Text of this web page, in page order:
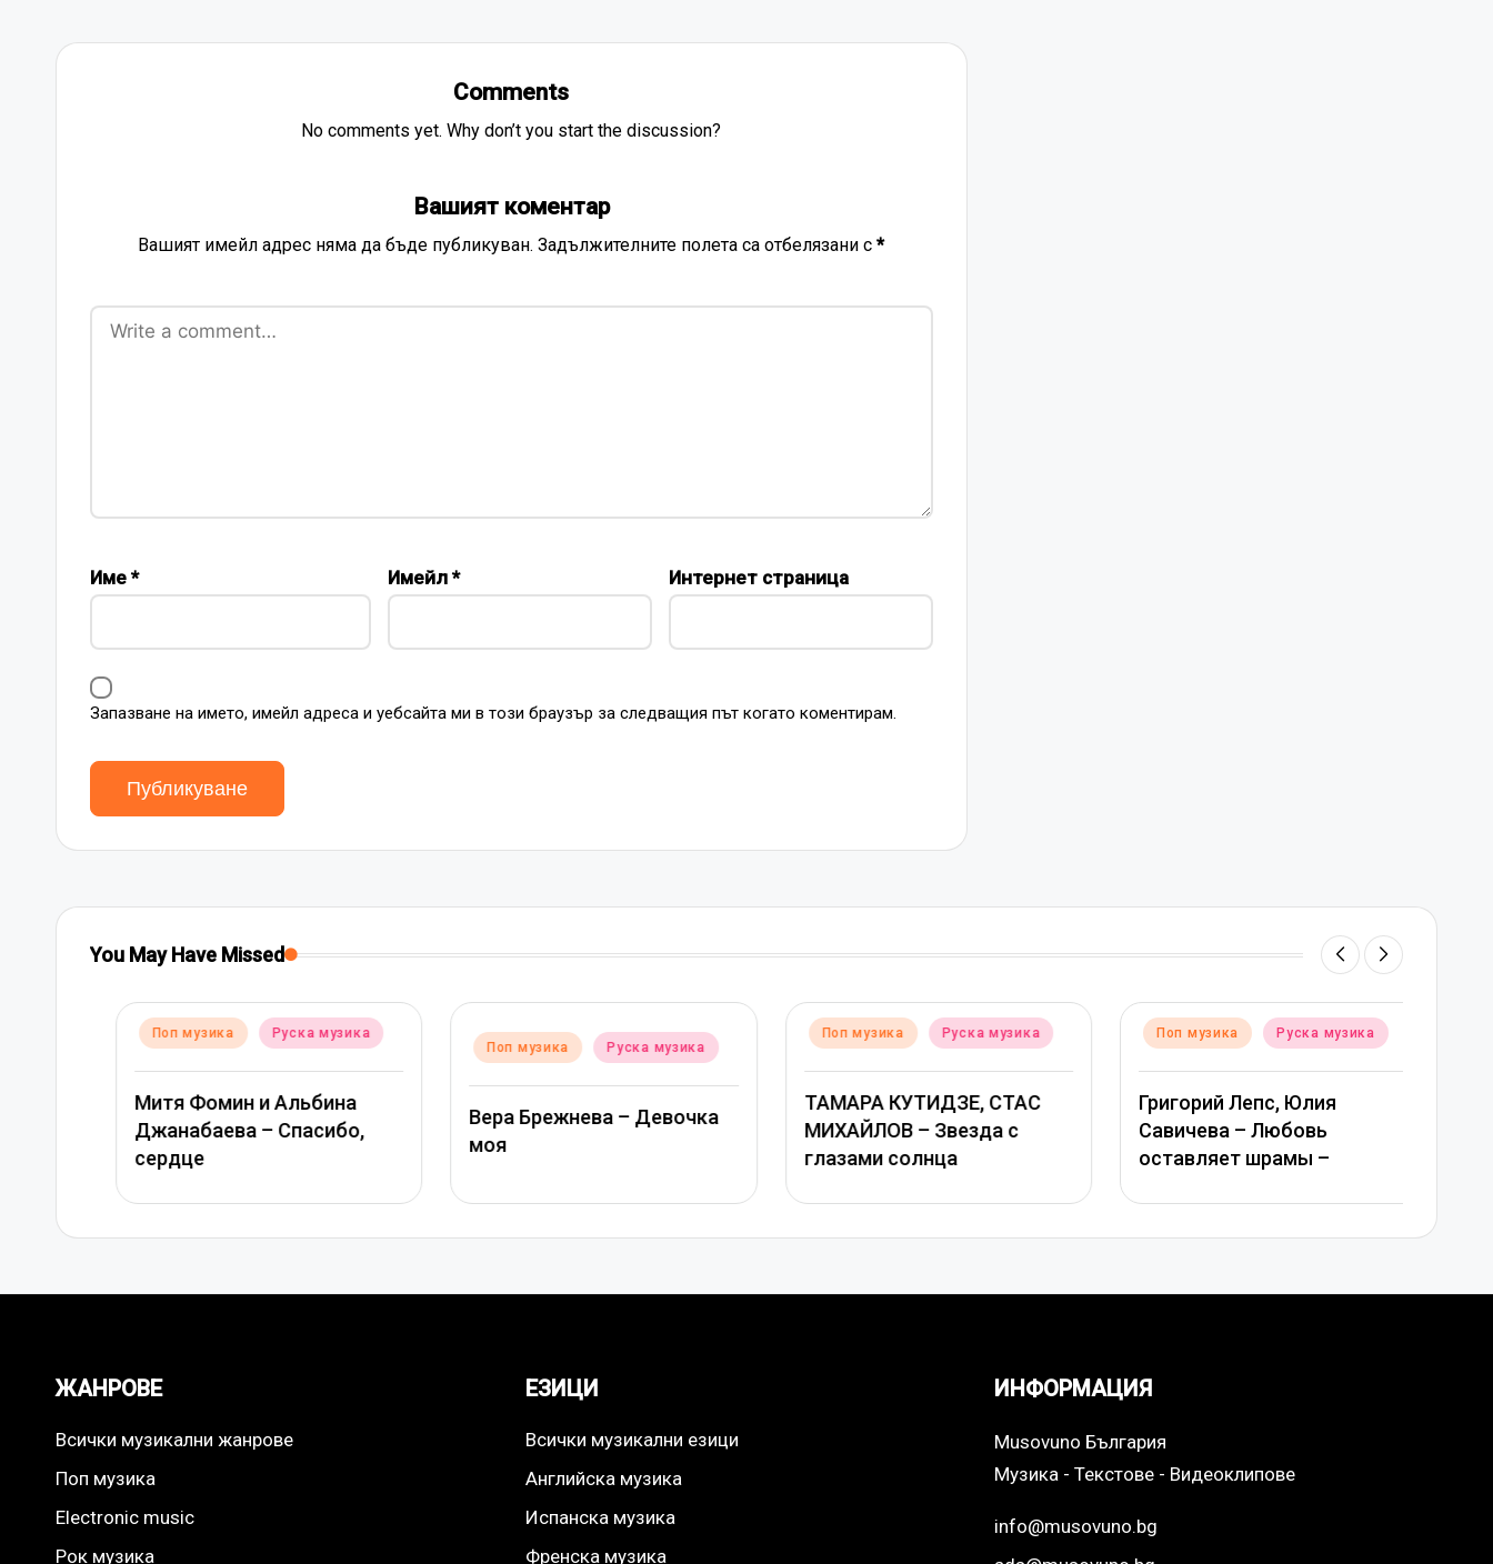
Comments
No comments yet. Why don’t you start the discussion?
Вашият коментар
Вашият имейл адрес няма да бъде публикуван. Задължителните полета са отбелязани с*
Име * Имейл * Интернет страница
Запазване на името, имейл адреса и уебсайта ми в този браузър за следващия път когато коментирам.
You May Have Missed
Posted
Поп музика Руска музика
Митя Фомин и Альбина
Джанабаева – Спасибо,
сердце
Posted
Поп музика Руска музика
Вера Брежнева – Девочка
моя
Posted
Поп музика Руска музика
ТАМАРА КУТИДЗЕ, СТАС
МИХАЙЛОВ – Звезда с
глазами солнца
Posted
Поп музика Руска музика
Григорий Лепс, Юлия
Савичева – Любовь
оставляет шрамы –
ЖАНРОВЕ
Всички музикални жанрове
Поп музика
Electronic music
Рок музика
ЕЗИЦИ
Всички музикални езици
Английска музика
Испанска музика
Френска музика
ИНФОРМАЦИЯ
Musovuno България
Музика - Текстове - Видеоклипове
info@musovuno.bg